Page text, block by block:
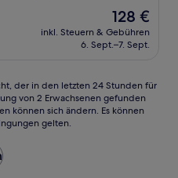
Der
Preis
beträgt
128 €
inkl. Steuern & Gebühren
6. Sept.–7. Sept.
der in den letzten 24 Stunden für
von 2 Erwachsenen gefunden
können sich ändern. Es können
gelten.